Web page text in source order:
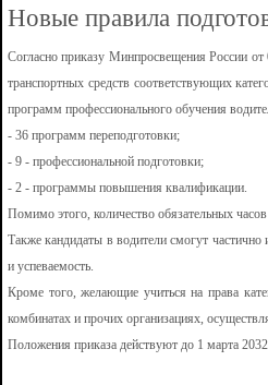
Новые правила
Согласно приказу Минпросвещения России
транспортных средств соответствующих
программ профессионального обучения
- 36 программ переподготовки;
- 9 - профессиональной подготовки;
- 2 - программы повышения квалификации.
Помимо этого, количество обязательных
Также кандидаты в водители смогут
и успеваемость.
Кроме того, желающие учиться на права
комбинатах и прочих организациях,
Положения приказа действуют до 1 марта 2032